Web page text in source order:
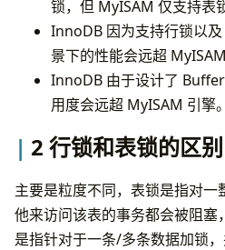
锁，但 MyISAM 仅支持表
InnoDB 因为支持行锁以
景下的性能会远超 MyISAM
InnoDB 由于设计了
用度会远超 MyISAM 引擎。
2 行锁和表锁的区别
主要是粒度不同，表锁是指对
他来访问该表的事务都会被阻塞
是指针对于一条/多条数据加锁